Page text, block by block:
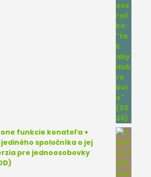
funkcie konateľa +
spoločníka o jej
pre jednoosobovky